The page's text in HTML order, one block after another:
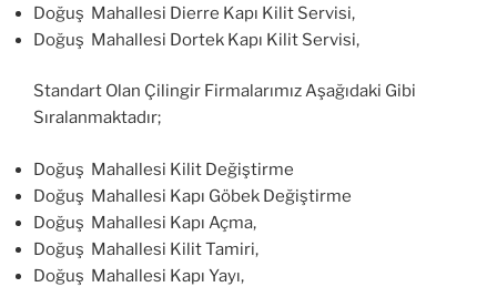
Doğuş Mahallesi Dierre Kapı Kilit Servisi,
Doğuş Mahallesi Dortek Kapı Kilit Servisi,
Standart Olan Çilingir Firmalarımız Aşağıdaki Gibi
Sıralanmaktadır;
Doğuş Mahallesi Kilit Değiştirme
Doğuş Mahallesi Kapı Göbek Değiştirme
Doğuş Mahallesi Kapı Açma,
Doğuş Mahallesi Kilit Tamiri,
Doğuş Mahallesi Kapı Yayı,